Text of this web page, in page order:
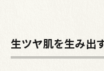
生ツヤ肌を生み出